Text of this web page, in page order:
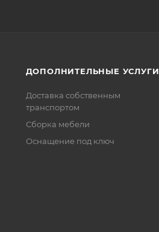
ДОПОЛНИТЕЛЬНЫЕ УСЛУГИ
Доставка собственным
транспортом
Сборка мебели
Оснащение под ключ